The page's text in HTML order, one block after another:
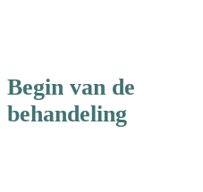
Begin van de
behandeling